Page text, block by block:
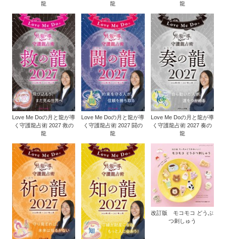
龍
龍
龍
Love Me Doの月と龍が導
く守護龍占術 2027 救の
龍
Love Me Doの月と龍が導
く守護龍占術 2027 闘の
龍
Love Me Doの月と龍が導
く守護龍占術 2027 奏の
龍
改訂版 モコモコ どうぶ
つ刺しゅう